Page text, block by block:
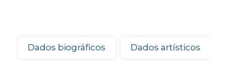
Dados biográficos Dados artísticos